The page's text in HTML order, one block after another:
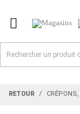

RETOUR